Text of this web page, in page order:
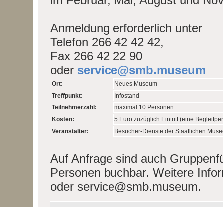
Anmeldung erforderlich unter
Telefon 266 42 42 42,
Fax 266 42 22 90
oder service@smb.museum
Ort:
Neues Museum
Treffpunkt:
Infostand
Teilnehmerzahl:
maximal 10 Personen
Kosten:
5 Euro zuzüglich Eintritt (eine
Veranstalter:
Besucher-Dienste der Staatlichen
Auf Anfrage sind auch
Personen buchbar. Weitere
oder service@smb.museum.